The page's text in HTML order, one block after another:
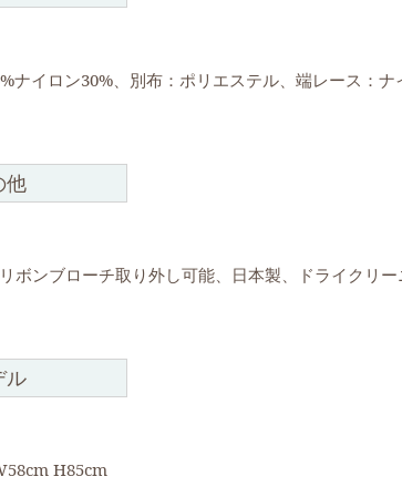
ナイロン30%、別布：ポリエステル、端レース：
他
ボンブローチ取り外し可能、日本製、ドライクリ
ル
H85cm